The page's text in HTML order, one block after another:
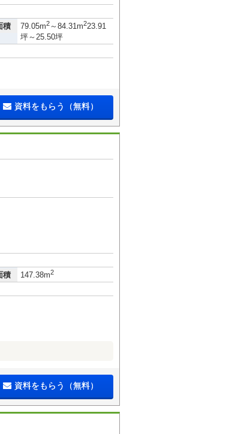
積 79.05m2～84.31m223.91
坪～25.50坪
資料をもらう（無料）
積 147.38m2
資料をもらう（無料）